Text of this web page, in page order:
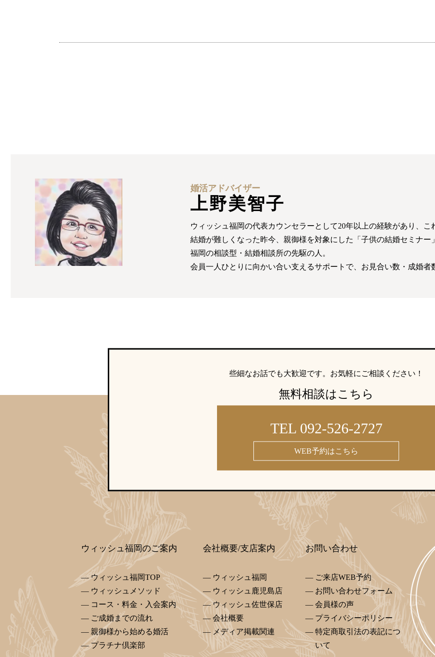
婚活アドバイザー
上野美智子
ウィッシュ福岡の代表カウンセラーとして20年以上の経験があり、
結婚が難しくなった昨今、親御様を対象にした「子供の結婚セミナ
福岡の相談型・結婚相談所の先駆の人。
会員一人ひとりに向かい合い支えるサポートで、お見合い数・成婚
些細なお話でも大歓迎です。 お気軽にご相談ください！
無料相談はこちら
TEL 092-526-2727
WEB予約はこちら
ウィッシュ福岡のご案内
ウィッシュ福岡TOP
ウィッシュメソッド
コース・料金・入会案内
ご成婚までの流れ
親御様から始める婚活
プラチナ倶楽部
会社概要/支店案内
ウィッシュ福岡
ウィッシュ鹿児島店
ウィッシュ佐世保店
会社概要
メディア掲載関連
お問い合わせ
ご来店WEB予約
お問い合わせフォーム
会員様の声
プライバシーポリシー
特定商取引法の表記につ
いて